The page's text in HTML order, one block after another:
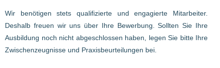
Wir benötigen stets qualifizierte und engagierte Mitarbeiter.
Deshalb freuen wir uns über Ihre Bewerbung. Sollten Sie Ihre
Ausbildung noch nicht abgeschlossen haben, legen Sie bitte Ihre
Zwischenzeugnisse und Praxisbeurteilungen bei.